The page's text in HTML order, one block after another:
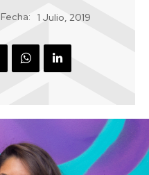
Fecha: 1 Julio, 2019